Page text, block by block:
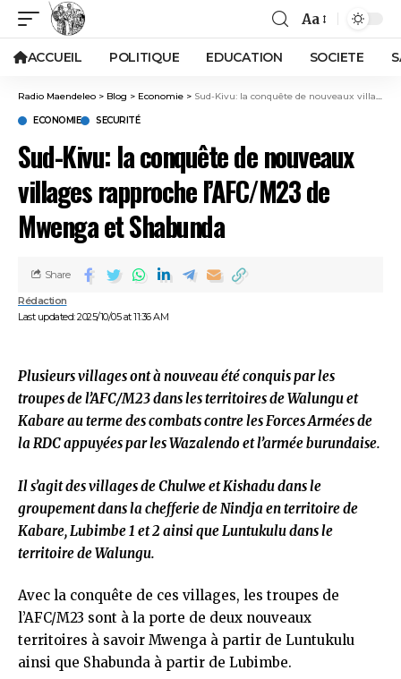
Aa
ACCUEIL POLITIQUE EDUCATION SOCIETE
Radio Maendeleo > Blog > Economie > Sud-Kivu: la conquête de nouveaux villages rapproche l’AFC/M23 de Mwenga et Shabunda
ECONOMIE SECURITÉ
Sud-Kivu: la conquête de nouveaux
villages rapproche l’AFC/M23 de
Mwenga et Shabunda
Last updated: 2025/10/05 at 11:36 AM
Rédaction
Share
Plusieurs villages ont à nouveau été conquis par les
troupes de l’AFC/M23 dans les territoires de Walungu et
Kabare au terme des combats contre les Forces Armées de
la RDC appuyées par les Wazalendo et l’armée burundaise.
Il s’agit des villages de Chulwe et Kishadu dans le
groupement dans la chefferie de Nindja en territoire de
Kabare, Lubimbe 1 et 2 ainsi que Luntukulu dans le
territoire de Walungu.
Avec la conquête de ces villages, les troupes de
l’AFC/M23 sont à la porte de deux nouveaux
territoires à savoir Mwenga à partir de Luntukulu
ainsi que Shabunda à partir de Lubimbe.